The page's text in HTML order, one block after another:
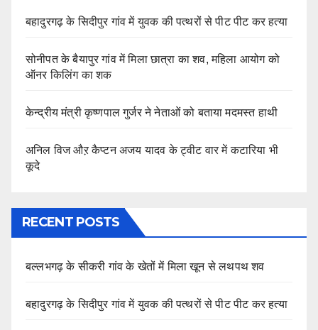
बहादुरगढ़ के सिदीपुर गांव में युवक की पत्थरों से पीट पीट कर हत्या
सोनीपत के बैयापुर गांव में मिला छात्रा का शव, महिला आयोग को
ऑनर किलिंग का शक
केन्द्रीय मंत्री कृष्णपाल गुर्जर ने नेताओं को बताया मदमस्त हाथी
अनिल विज औऱ कैप्टन अजय यादव के ट्वीट वार में कटारिया भी
कूदे
RECENT POSTS
बल्लभगढ़ के सीकरी गांव के खेतों में मिला खून से लथपथ शव
बहादुरगढ़ के सिदीपुर गांव में युवक की पत्थरों से पीट पीट कर हत्या